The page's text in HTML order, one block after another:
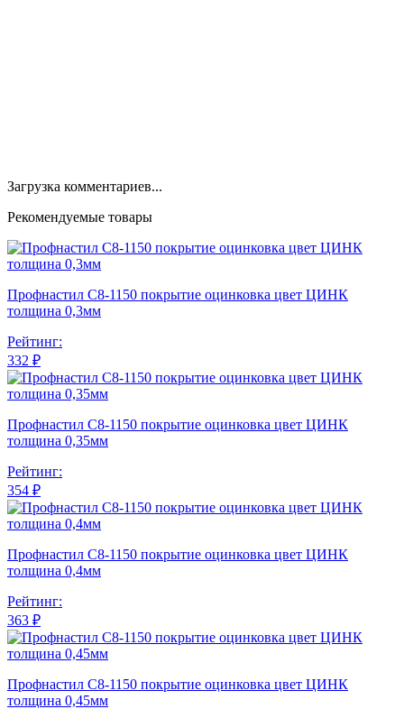
Загрузка комментариев...
Рекомендуемые товары
Профнастил С8-1150 покрытие оцинковка цвет ЦИНК
толщина 0,3мм
Рейтинг:
332 ₽
Профнастил С8-1150 покрытие оцинковка цвет ЦИНК
толщина 0,35мм
Рейтинг:
354 ₽
Профнастил С8-1150 покрытие оцинковка цвет ЦИНК
толщина 0,4мм
Рейтинг:
363 ₽
Профнастил С8-1150 покрытие оцинковка цвет ЦИНК
толщина 0,45мм